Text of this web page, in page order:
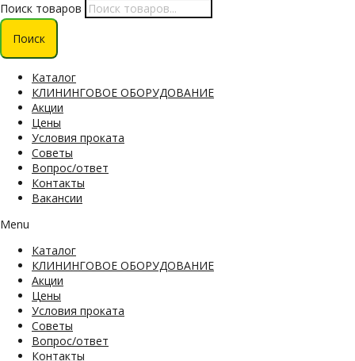
Поиск товаров
Поиск
Каталог
КЛИНИНГОВОЕ ОБОРУДОВАНИЕ
Акции
Цены
Условия проката
Советы
Вопрос/ответ
Контакты
Вакансии
Menu
Каталог
КЛИНИНГОВОЕ ОБОРУДОВАНИЕ
Акции
Цены
Условия проката
Советы
Вопрос/ответ
Контакты